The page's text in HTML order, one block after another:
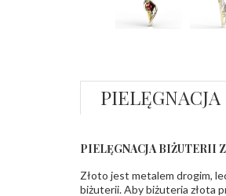
PIELĘGNACJA
PIELĘGNACJA BIŻUTERII
Złoto jest metalem drogim,
biżuterii. Aby biżuteria złota